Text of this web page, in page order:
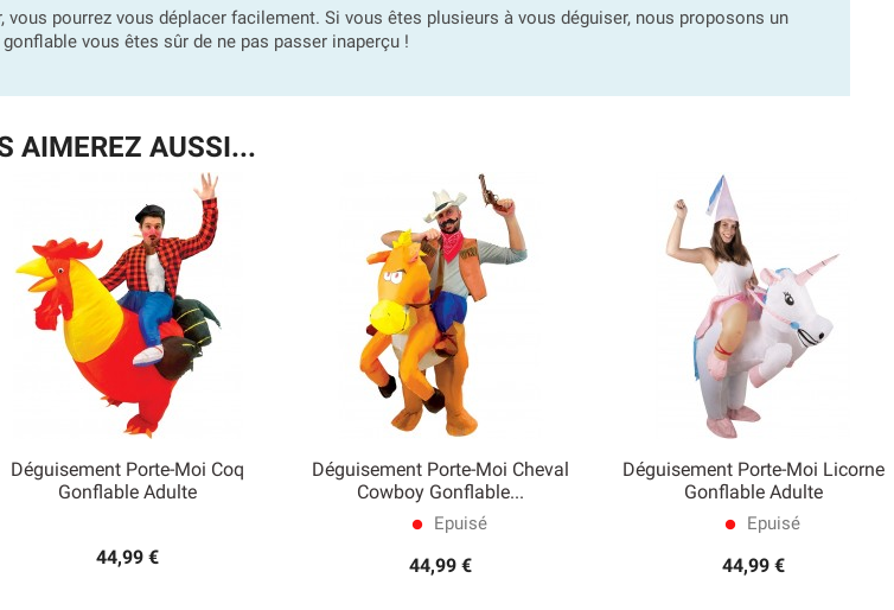
pourrez vous déplacer facilement. Si vous êtes plusieurs à vous déguiser, nous proposons un
vous êtes sûr de ne pas passer inaperçu !
AIMEREZ AUSSI...
Déguisement Porte-Moi Coq
Gonflable Adulte
44,99 €
Aperçu rapide
Déguisement Porte-Moi Cheval
Cowboy Gonflable...
lens Epuisé
44,99 €
Aperçu rapide
Déguisement Porte-Moi Licorne
Gonflable Adulte
lens Epuisé
44,99 €
Aperçu rapide